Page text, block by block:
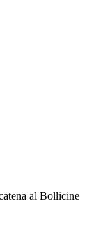
al Bollicine